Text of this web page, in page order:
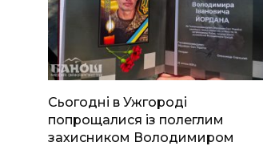
Сьогодні в Ужгороді
попрощалися із полеглим
захисником Володимиром